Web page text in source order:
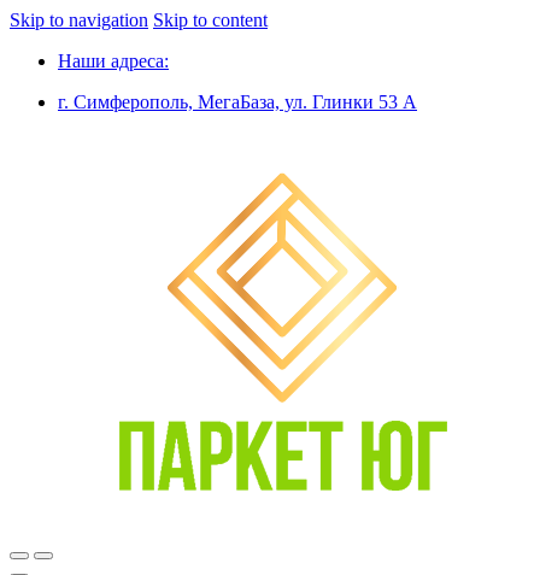
Skip to navigation Skip to content
Наши адреса:
г. Симферополь, МегаБаза, ул. Глинки 53 А